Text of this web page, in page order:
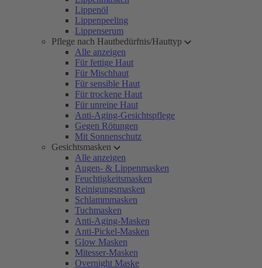
Lippenöl
Lippenpeeling
Lippenserum
Pflege nach Hautbedürfnis/Hauttyp
Alle anzeigen
Für fettige Haut
Für Mischhaut
Für sensible Haut
Für trockene Haut
Für unreine Haut
Anti-Aging-Gesichtspflege
Gegen Rötungen
Mit Sonnenschutz
Gesichtsmasken
Alle anzeigen
Augen- & Lippenmasken
Feuchtigkeitsmasken
Reinigungsmasken
Schlammmasken
Tuchmasken
Anti-Aging-Masken
Anti-Pickel-Masken
Glow Masken
Mitesser-Masken
Overnight Maske